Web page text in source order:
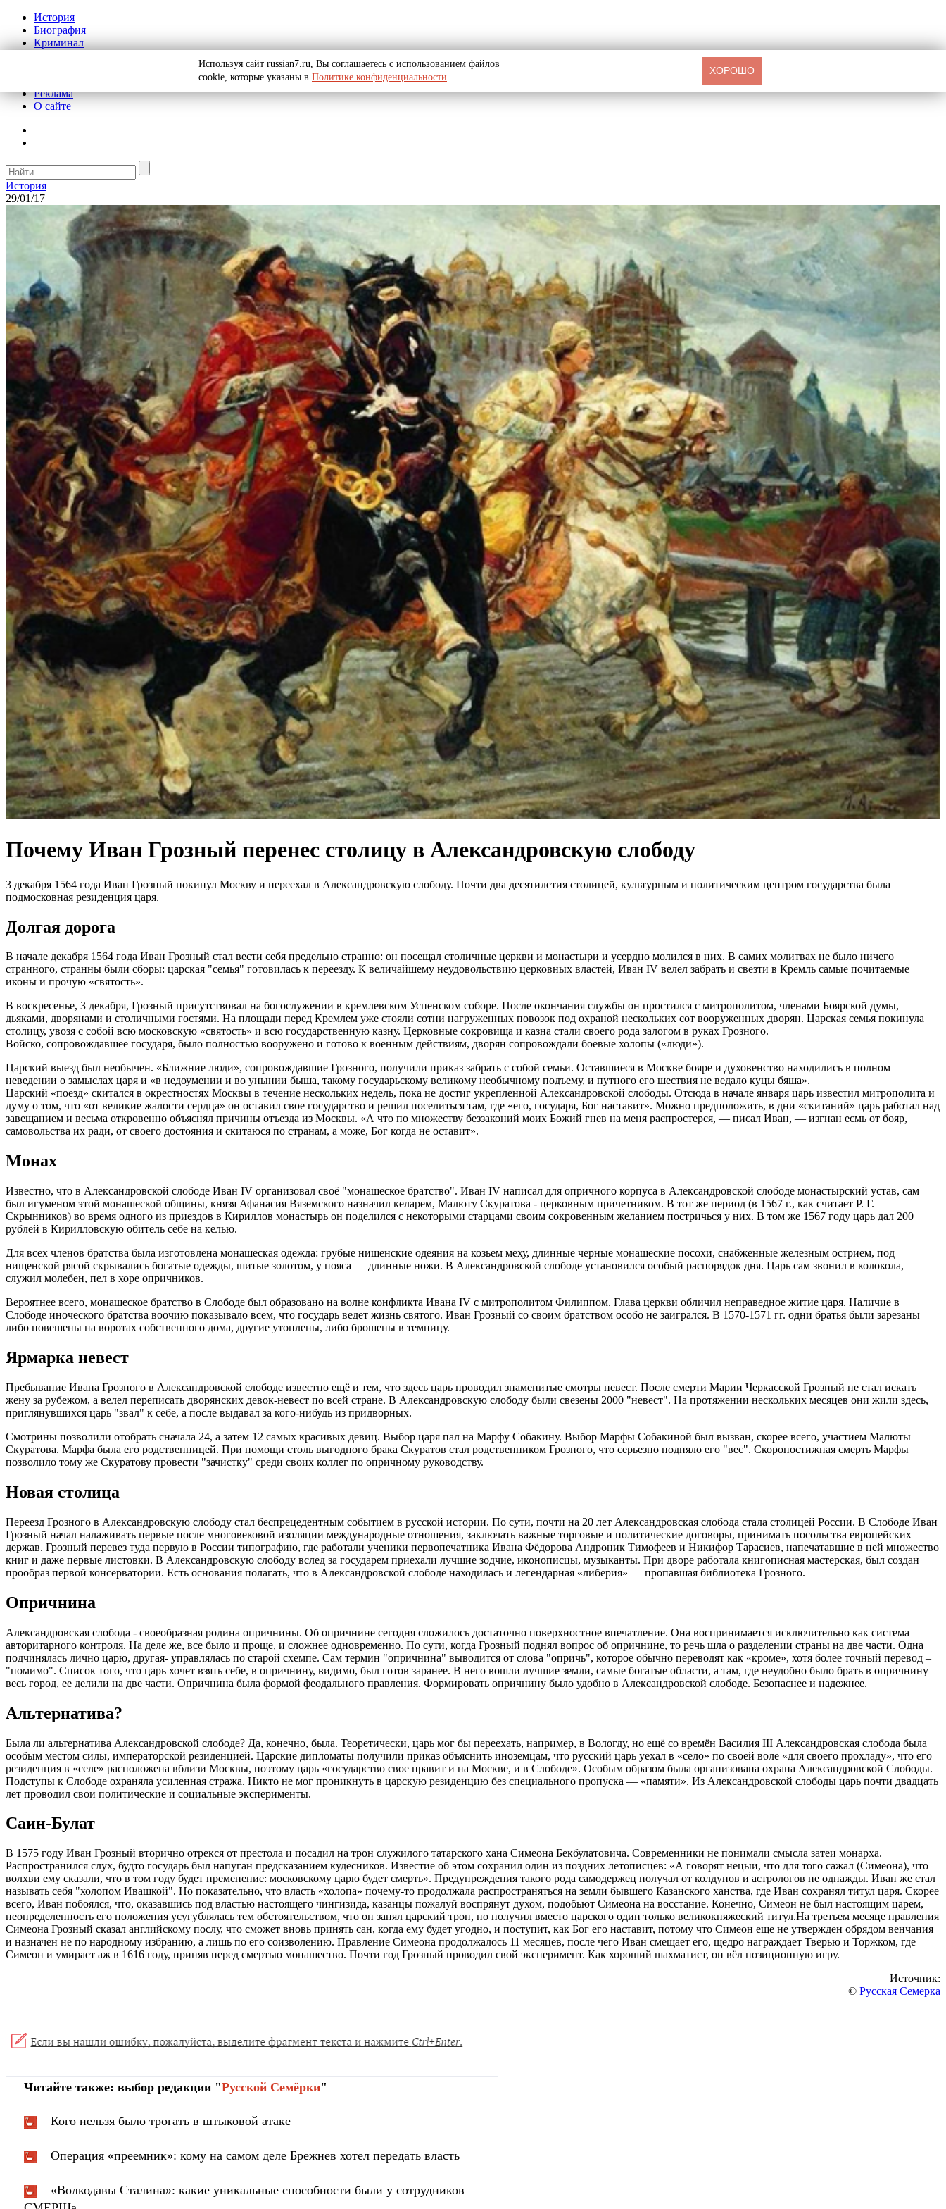
История
Биография
Криминал
Реклама
О сайте
История
29/01/17
Почему Иван Грозный перенес столицу в Александровскую слободу
3 декабря 1564 года Иван Грозный покинул Москву и переехал в Александровскую слободу. Почти два десятилетия столицей, культурным и политическим центром государства была
подмосковная резиденция царя.
Долгая дорога
В начале декабря 1564 года Иван Грозный стал вести себя предельно странно: он посещал столичные церкви и монастыри и усердно молился в них. В самих молитвах не было ничего
странного, странны были сборы: царская "семья" готовилась к переезду. К величайшему неудовольствию церковных властей, Иван IV велел забрать и свезти в Кремль самые почитаемые
иконы и прочую «святость».
В воскресенье, 3 декабря, Грозный присутствовал на богослужении в кремлевском Успенском соборе. После окончания службы он простился с митрополитом, членами Боярской думы,
дьяками, дворянами и столичными гостями. На площади перед Кремлем уже стояли сотни нагруженных повозок под охраной нескольких сот вооруженных дворян. Царская семья покинула
столицу, увозя с собой всю московскую «святость» и всю государственную казну. Церковные сокровища и казна стали своего рода залогом в руках Грозного.
Войско, сопровождавшее государя, было полностью вооружено и готово к военным действиям, дворян сопровождали боевые холопы («люди»).
Царский выезд был необычен. «Ближние люди», сопровождавшие Грозного, получили приказ забрать с собой семьи. Оставшиеся в Москве бояре и духовенство находились в полном
неведении о замыслах царя и «в недоумении и во унынии быша, такому государьскому великому необычному подъему, и путного его шествия не ведало куцы бяша».
Царский «поезд» скитался в окрестностях Москвы в течение нескольких недель, пока не достиг укрепленной Александровской слободы. Отсюда в начале января царь известил митрополита и
думу о том, что «от великие жалости сердца» он оставил свое государство и решил поселиться там, где «его, государя, Бог наставит». Можно предположить, в дни «скитаний» царь работал над
завещанием и весьма откровенно объяснял причины отъезда из Москвы. «А что по множеству беззаконий моих Божий гнев на меня распростерся, — писал Иван, — изгнан есмь от бояр,
самовольства их ради, от своего достояния и скитаюся по странам, а може, Бог когда не оставит».
Монах
Известно, что в Александровской слободе Иван IV организовал своё "монашеское братство". Иван IV написал для опричного корпуса в Александровской слободе монастырский устав, сам
был игуменом этой монашеской общины, князя Афанасия Вяземского назначил келарем, Малюту Скуратова - церковным причетником. В тот же период (в 1567 г., как считает Р. Г.
Скрынников) во время одного из приездов в Кириллов монастырь он поделился с некоторыми старцами своим сокровенным желанием постричься у них. В том же 1567 году царь дал 200
рублей в Кирилловскую обитель себе на келью.
Для всех членов братства была изготовлена монашеская одежда: грубые нищенские одеяния на козьем меху, длинные черные монашеские посохи, снабженные железным острием, под
нищенской рясой скрывались богатые одежды, шитые золотом, у пояса — длинные ножи. В Александровской слободе установился особый распорядок дня. Царь сам звонил в колокола,
служил молебен, пел в хоре опричников.
Вероятнее всего, монашеское братство в Слободе был образовано на волне конфликта Ивана IV с митрополитом Филиппом. Глава церкви обличил неправедное житие царя. Наличие в
Слободе иноческого братства воочию показывало всем, что государь ведет жизнь святого. Иван Грозный со своим братством особо не заигрался. В 1570-1571 гг. одни братья были зарезаны
либо повешены на воротах собственного дома, другие утоплены, либо брошены в темницу.
Ярмарка невест
Пребывание Ивана Грозного в Александровской слободе известно ещё и тем, что здесь царь проводил знаменитые смотры невест. После смерти Марии Черкасской Грозный не стал искать
жену за рубежом, а велел переписать дворянских девок-невест по всей стране. В Александровскую слободу были свезены 2000 "невест". На протяжении нескольких месяцев они жили здесь,
приглянувшихся царь "звал" к себе, а после выдавал за кого-нибудь из придворных.
Смотрины позволили отобрать сначала 24, а затем 12 самых красивых девиц. Выбор царя пал на Марфу Собакину. Выбор Марфы Собакиной был вызван, скорее всего, участием Малюты
Скуратова. Марфа была его родственницей. При помощи столь выгодного брака Скуратов стал родственником Грозного, что серьезно подняло его "вес". Скоропостижная смерть Марфы
позволило тому же Скуратову провести "зачистку" среди своих коллег по опричному руководству.
Новая столица
Переезд Грозного в Александровскую слободу стал беспрецедентным событием в русской истории. По сути, почти на 20 лет Александровская слобода стала столицей России. В Слободе Иван
Грозный начал налаживать первые после многовековой изоляции международные отношения, заключать важные торговые и политические договоры, принимать посольства европейских
держав. Грозный перевез туда первую в России типографию, где работали ученики первопечатника Ивана Фёдорова Андроник Тимофеев и Никифор Тарасиев, напечатавшие в ней множество
книг и даже первые листовки. В Александровскую слободу вслед за государем приехали лучшие зодчие, иконописцы, музыканты. При дворе работала книгописная мастерская, был создан
прообраз первой консерватории. Есть основания полагать, что в Александровской слободе находилась и легендарная «либерия» — пропавшая библиотека Грозного.
Опричнина
Александровская слобода - своеобразная родина опричнины. Об опричнине сегодня сложилось достаточно поверхностное впечатление. Она воспринимается исключительно как система
авторитарного контроля. На деле же, все было и проще, и сложнее одновременно. По сути, когда Грозный поднял вопрос об опричнине, то речь шла о разделении страны на две части. Одна
подчинялась лично царю, другая- управлялась по старой схемпе. Сам термин "опричнина" выводится от слова "опричь", которое обычно переводят как «кроме», хотя более точный перевод –
"помимо". Список того, что царь хочет взять себе, в опричнину, видимо, был готов заранее. В него вошли лучшие земли, самые богатые области, а там, где неудобно было брать в опричнину
весь город, ее делили на две части. Опричнина была формой феодального правления. Формировать опричнину было удобно в Александровской слободе. Безопаснее и надежнее.
Альтернатива?
Была ли альтернатива Александровской слободе? Да, конечно, была. Теоретически, царь мог бы переехать, например, в Вологду, но ещё со времён Василия III Александровская слобода была
особым местом силы, императорской резиденцией. Царские дипломаты получили приказ объяснить иноземцам, что русский царь уехал в «село» по своей воле «для своего прохладу», что его
резиденция в «селе» расположена вблизи Москвы, поэтому царь «государство свое правит и на Москве, и в Слободе». Особым образом была организована охрана Александровской Слободы.
Подступы к Слободе охраняла усиленная стража. Никто не мог проникнуть в царскую резиденцию без специального пропуска — «памяти». Из Александровской слободы царь почти двадцать
лет проводил свои политические и социальные эксперименты.
Саин-Булат
В 1575 году Иван Грозный вторично отрекся от престола и посадил на трон служилого татарского хана Симеона Бекбулатовича. Современники не понимали смысла затеи монарха.
Распространился слух, будто государь был напуган предсказанием кудесников. Известие об этом сохранил один из поздних летописцев: «А говорят нецыи, что для того сажал (Симеона), что
волхви ему сказали, что в том году будет пременение: московскому царю будет смерть». Предупреждения такого рода самодержец получал от колдунов и астрологов не однажды. Иван же стал
называть себя "холопом Ивашкой". Но показательно, что власть «холопа» почему-то продолжала распространяться на земли бывшего Казанского ханства, где Иван сохранял титул царя. Скорее
всего, Иван побоялся, что, оказавшись под властью настоящего чингизида, казанцы пожалуй воспрянут духом, подобьют Симеона на восстание. Конечно, Симеон не был настоящим царем,
неопределенность его положения усугублялась тем обстоятельством, что он занял царский трон, но получил вместо царского один только великокняжеский титул.На третьем месяце правления
Симеона Грозный сказал английскому послу, что сможет вновь принять сан, когда ему будет угодно, и поступит, как Бог его наставит, потому что Симеон еще не утвержден обрядом венчания
и назначен не по народному избранию, а лишь по его соизволению. Правление Симеона продолжалось 11 месяцев, после чего Иван смещает его, щедро награждает Тверью и Торжком, где
Симеон и умирает аж в 1616 году, приняв перед смертью монашество. Почти год Грозный проводил свой эксперимент. Как хороший шахматист, он вёл позиционную игру.
Источник:
© Русская Семерка
Читайте также: выбор редакции "Русской Cемёрки"
Кого нельзя было трогать в штыковой атаке
Операция «преемник»: кому на самом деле Брежнев хотел передать власть
«Волкодавы Сталина»: какие уникальные способности были у сотрудников
Используя сайт russian7.ru, Вы соглашаетесь с использованием файлов
cookie, которые указаны в Политике конфиденциальности
ХОРОШО